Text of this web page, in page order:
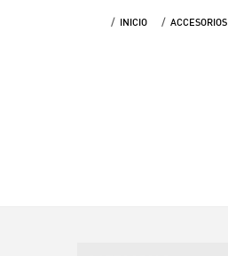
INICIO ACCESORIOS